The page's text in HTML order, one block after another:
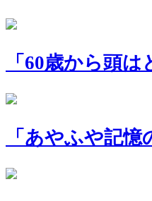
「60歳から頭
「あやふや記憶